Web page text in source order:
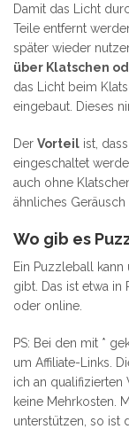
Damit das Licht
Teile entfernt
später wieder
über Klatschen
das Licht beim
eingebaut. Dieses
Der Vorteil ist,
eingeschaltet
auch ohne
ähnliches Geräusch
Wo gib es
Ein Puzzleball
gibt. Das ist etwa in
oder online.
PS: Bei den mit *
um Affiliate-Links.
ich an qualifizierten
keine Mehrkosten.
unterstützen, so ist